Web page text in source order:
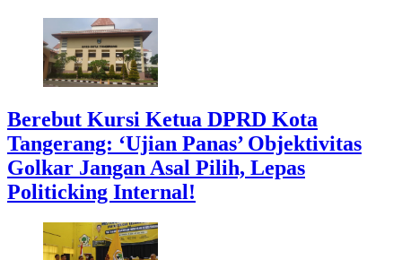
Berebut Kursi Ketua DPRD Kota
Tangerang: ‘Ujian Panas’ Objektivitas
Golkar Jangan Asal Pilih, Lepas
Politicking Internal!